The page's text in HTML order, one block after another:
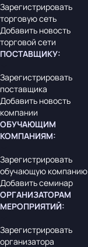
Зарегистрировать
торговую сеть
Добавить новость
торговой сети
ПОСТАВЩИКУ:
Зарегистрировать
поставщика
Добавить новость
компании
ОБУЧАЮЩИМ
КОМПАНИЯМ:
Зарегистрировать
обучающую компанию
Добавить семинар
ОРГАНИЗАТОРАМ
МЕРОПРИЯТИЙ:
Зарегистрировать
организатора